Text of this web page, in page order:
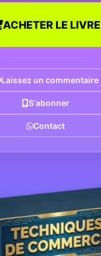
ACHETER LE LIVRE
Laissez un commentaire
S'abonner
Contact